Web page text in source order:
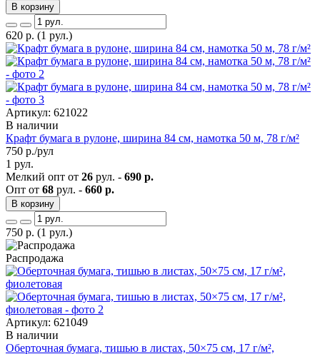
В корзину
620 р. (1 рул.)
Артикул: 621022
В наличии
Крафт бумага в рулоне, ширина 84 см, намотка 50 м, 78 г/м²
750 р./рул
1 рул.
Мелкий опт от 26 рул. - 690 р.
Опт от 68 рул. - 660 р.
В корзину
750 р. (1 рул.)
Распродажа
Артикул: 621049
В наличии
Оберточная бумага, тишью в листах, 50×75 см, 17 г/м²,